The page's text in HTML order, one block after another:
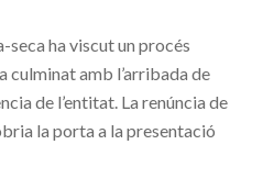
seca ha viscut un procés
culminat amb l’arribada de
de l’entitat. La renúncia de
la porta a la presentació